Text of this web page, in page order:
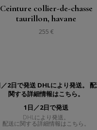
Ceinture collier-de-chasse
taurillon, havane
255 €
1日／2日で発送
DHLにより発送。
配送に関する詳細情報はこちら。